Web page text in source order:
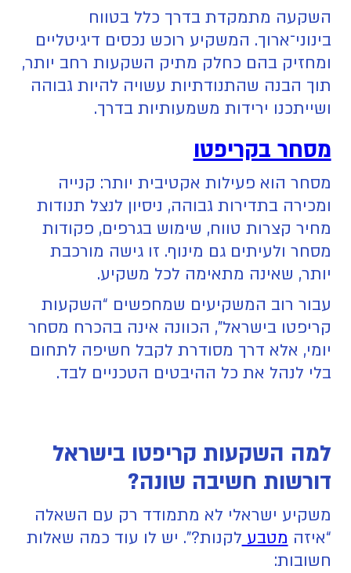
השקעה מתמקדת בדרך כלל בטווח
בינוני־ארוך. המשקיע רוכש נכסים דיגיטליים
ומחזיק בהם כחלק מתיק השקעות רחב יותר,
תוך הבנה שהתנודתיות עשויה להיות גבוהה
ושייתכנו ירידות משמעותיות בדרך.
מסחר בקריפטו
מסחר הוא פעילות אקטיבית יותר: קנייה
ומכירה בתדירות גבוהה, ניסיון לנצל תנודות
מחיר קצרות טווח, שימוש בגרפים, פקודות
מסחר ולעיתים גם מינוף. זו גישה מורכבת
יותר, שאינה מתאימה לכל משקיע.
עבור רוב המשקיעים שמחפשים “השקעות
קריפטו בישראל”, הכוונה אינה בהכרח מסחר
יומי, אלא דרך מסודרת לקבל חשיפה לתחום
בלי לנהל את כל ההיבטים הטכניים לבד.
למה השקעות קריפטו בישראל
דורשות חשיבה שונה?
משקיע ישראלי לא מתמודד רק עם השאלה
“איזה מטבע לקנות?”. יש לו עוד כמה שאלות
חשובות: